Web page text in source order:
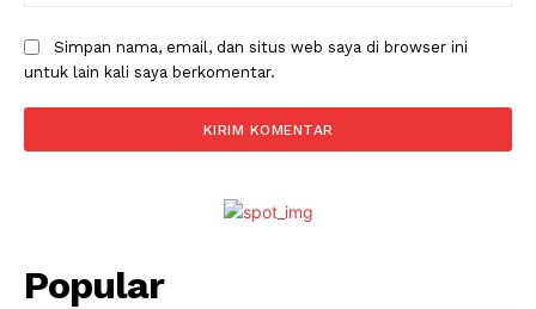
Simpan nama, email, dan situs web saya di browser ini
untuk lain kali saya berkomentar.
Popular